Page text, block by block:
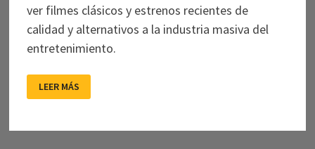
ver filmes clásicos y estrenos recientes de
calidad y alternativos a la industria masiva del
entretenimiento.
UNA
CINETECA
DE
LEER MÁS